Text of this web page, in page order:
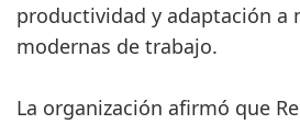
productividad y adaptación a
modernas de trabajo.
La organización afirmó que